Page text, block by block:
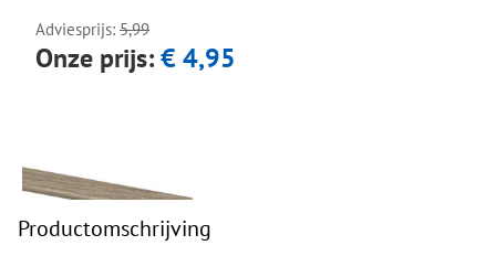
Adviesprijs: 5,99
Onze prijs:€ 4,95
Productomschrijving